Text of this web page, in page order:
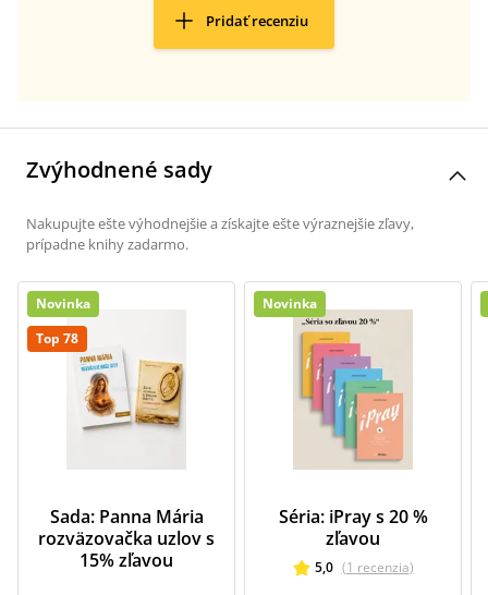
Pridať recenziu
Zvýhodnené sady
Nakupujte ešte výhodnejšie a získajte ešte výraznejšie zľavy,
prípadne knihy zadarmo.
Novinka
Top 78
Sada: Panna Mária
rozväzovačka uzlov s
15% zľavou
Novinka
Séria: iPray s 20 %
zľavou
5,0 (1 recenzia)